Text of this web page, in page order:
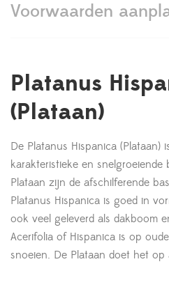
Voorwaarden
Platanus
(Plataan)
De Platanus Hispanica (Plataan)
karakteristieke en
Plataan zijn de afschilferende
Platanus Hispanica is goed in
ook veel geleverd als dakboom
Acerifolia of Hispanica is op
snoeien. De Plataan doet het op